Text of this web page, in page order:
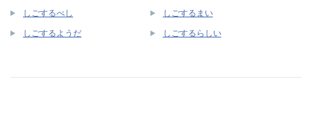
しごするべし しごするまい
しごするようだ しごするらしい